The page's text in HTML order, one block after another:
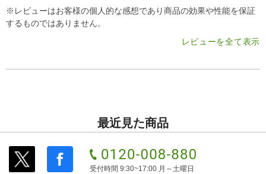
※レビューはお客様の個人的な感想であり商品の効果や性能を保証
するものではありません。
レビューを全て表示
最近見た商品
受付時間 9:30~17:00 月～土曜日